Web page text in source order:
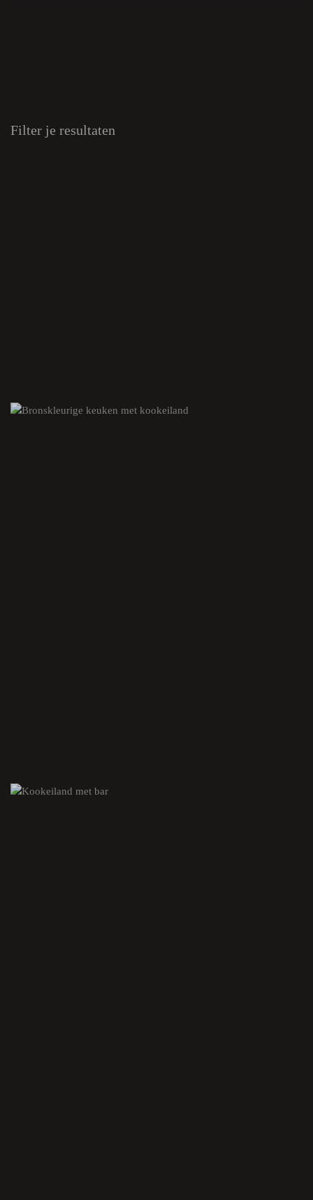
Filter je resultaten